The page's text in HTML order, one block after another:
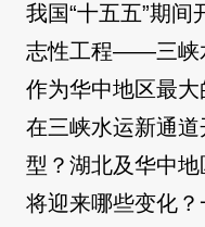
我国“十五五”期
志性工程——三峡
作为华中地区最
在三峡水运新通
型？湖北及华中
将迎来哪些变化？